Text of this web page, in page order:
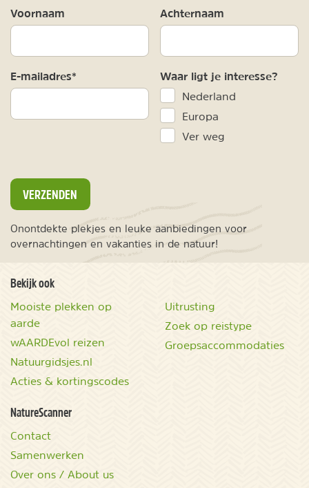
Voornaam Achternaam
E-mailadres* Waar ligt je interesse?
Nederland
Europa
Ver weg
VERZENDEN
Onontdekte plekjes en leuke aanbiedingen voor
overnachtingen en vakanties in de natuur!
Bekijk ook
Mooiste plekken op
aarde
wAARDEvol reizen
Natuurgidsjes.nl
Acties & kortingscodes
Uitrusting
Zoek op reistype
Groepsaccommodaties
NatureScanner
Contact
Samenwerken
Over ons / About us